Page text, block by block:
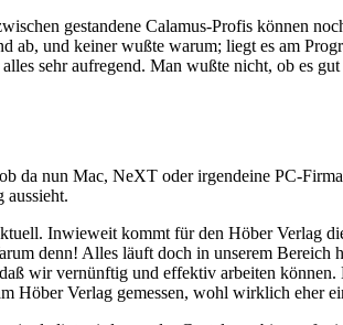
gestandene Calamus-Profis können
ab, und keiner wußte warum; liegt es am
sehr aufregend. Man wußte nicht, ob es
da nun Mac, NeXT oder irgendeine PC-
Inwieweit kommt für den Höber Verlag
denn! Alles läuft doch in unserem
wir vernünftig und effektiv arbeiten
Höber Verlag gemessen, wohl wirklich eher